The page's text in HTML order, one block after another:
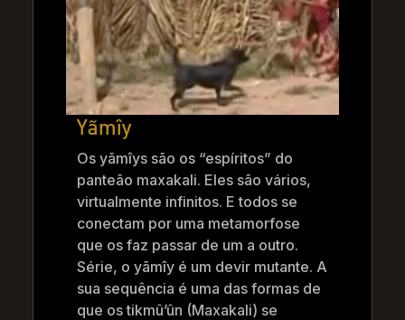
Yãmîy
Os yãmîys são os “espíritos” do
panteão maxakali. Eles são vários,
virtualmente infinitos. E todos se
conectam por uma metamorfose
que os faz passar de um a outro.
Série, o yãmîy é um devir mutante. A
sua sequência é uma das formas de
que os tikmû’ûn (Maxakali) se